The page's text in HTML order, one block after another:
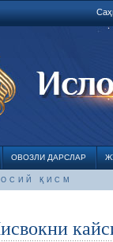
ОВОЗЛИ ДАРСЛАР
ҚИСМ